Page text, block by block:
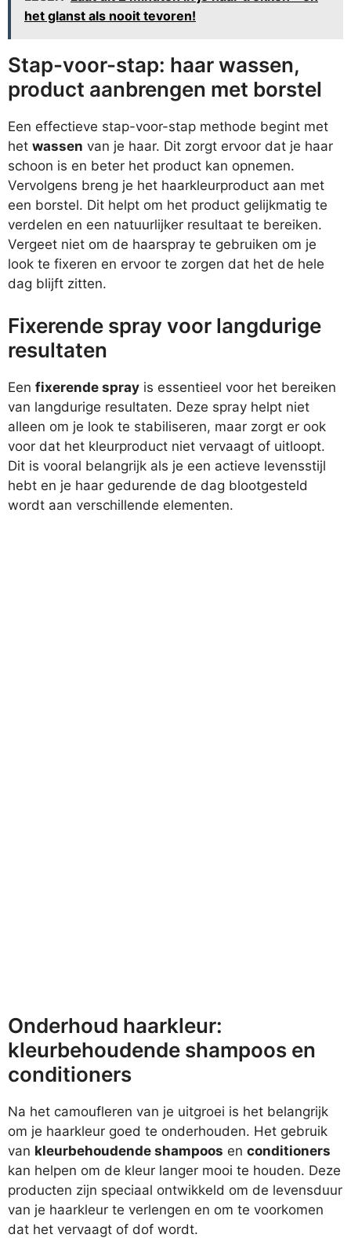
het glanst als nooit tevoren!
Stap-voor-stap: haar wassen,
product aanbrengen met borstel
Een effectieve stap-voor-stap methode begint met
het wassen van je haar. Dit zorgt ervoor dat je haar
schoon is en beter het product kan opnemen.
Vervolgens breng je het haarkleurproduct aan met
een borstel. Dit helpt om het product gelijkmatig te
verdelen en een natuurlijker resultaat te bereiken.
Vergeet niet om de haarspray te gebruiken om je
look te fixeren en ervoor te zorgen dat het de hele
dag blijft zitten.
Fixerende spray voor langdurige
resultaten
Een fixerende spray is essentieel voor het bereiken
van langdurige resultaten. Deze spray helpt niet
alleen om je look te stabiliseren, maar zorgt er ook
voor dat het kleurproduct niet vervaagt of uitloopt.
Dit is vooral belangrijk als je een actieve levensstijl
hebt en je haar gedurende de dag blootgesteld
wordt aan verschillende elementen.
Onderhoud haarkleur:
kleurbehoudende shampoos en
conditioners
Na het camoufleren van je uitgroei is het belangrijk
om je haarkleur goed te onderhouden. Het gebruik
van kleurbehoudende shampoos en conditioners
kan helpen om de kleur langer mooi te houden. Deze
producten zijn speciaal ontwikkeld om de levensduur
van je haarkleur te verlengen en om te voorkomen
dat het vervaagt of dof wordt.